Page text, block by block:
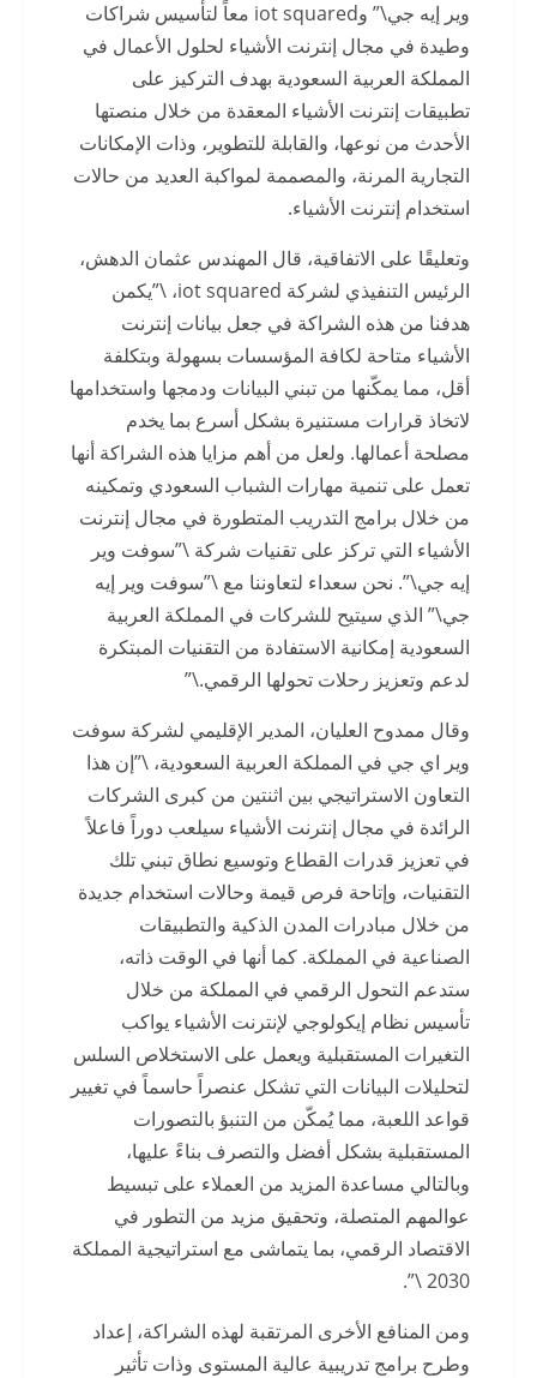
وير إيه جي\” وiot squared معاً لتأسيس شراكات
وطيدة في مجال إنترنت الأشياء لحلول الأعمال في
المملكة العربية السعودية بهدف التركيز على
تطبيقات إنترنت الأشياء المعقدة من خلال منصتها
الأحدث من نوعها، والقابلة للتطوير، وذات الإمكانات
التجارية المرنة، والمصممة لمواكبة العديد من حالات
استخدام إنترنت الأشياء.
وتعليقًا على الاتفاقية، قال المهندس عثمان الدهش،
الرئيس التنفيذي لشركة iot squared، \”يكمن
هدفنا من هذه الشراكة في جعل بيانات إنترنت
الأشياء متاحة لكافة المؤسسات بسهولة وبتكلفة
أقل، مما يمكّنها من تبني البيانات ودمجها واستخدامها
لاتخاذ قرارات مستنيرة بشكل أسرع بما يخدم
مصلحة أعمالها. ولعل من أهم مزايا هذه الشراكة أنها
تعمل على تنمية مهارات الشباب السعودي وتمكينه
من خلال برامج التدريب المتطورة في مجال إنترنت
الأشياء التي تركز على تقنيات شركة \”سوفت وير
إيه جي\”. نحن سعداء لتعاوننا مع \”سوفت وير إيه
جي\” الذي سيتيح للشركات في المملكة العربية
السعودية إمكانية الاستفادة من التقنيات المبتكرة
لدعم وتعزيز رحلات تحولها الرقمي.\”
وقال ممدوح العليان، المدير الإقليمي لشركة سوفت
وير اي جي في المملكة العربية السعودية، \”إن هذا
التعاون الاستراتيجي بين اثنتين من كبرى الشركات
الرائدة في مجال إنترنت الأشياء سيلعب دوراً فاعلاً
في تعزيز قدرات القطاع وتوسيع نطاق تبني تلك
التقنيات، وإتاحة فرص قيمة وحالات استخدام جديدة
من خلال مبادرات المدن الذكية والتطبيقات
الصناعية في المملكة. كما أنها في الوقت ذاته،
ستدعم التحول الرقمي في المملكة من خلال
تأسيس نظام إيكولوجي لإنترنت الأشياء يواكب
التغيرات المستقبلية ويعمل على الاستخلاص السلس
لتحليلات البيانات التي تشكل عنصراً حاسماً في تغيير
قواعد اللعبة، مما يُمكّن من التنبؤ بالتصورات
المستقبلية بشكل أفضل والتصرف بناءً عليها،
وبالتالي مساعدة المزيد من العملاء على تبسيط
عوالمهم المتصلة، وتحقيق مزيد من التطور في
الاقتصاد الرقمي، بما يتماشى مع استراتيجية المملكة
2030 \”.
ومن المنافع الأخرى المرتقبة لهذه الشراكة، إعداد
وطرح برامج تدريبية عالية المستوى وذات تأثير